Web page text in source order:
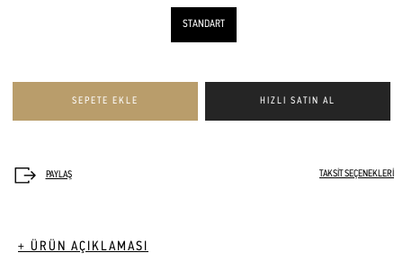
STANDART
TAKSİT SEÇENEKLERİ
+ ÜRÜN AÇIKLAMASI